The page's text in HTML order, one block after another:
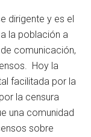
dirigente y es el
la población a
comunicación,
Hoy la
facilitada por la
la censura
una comunidad
sobre